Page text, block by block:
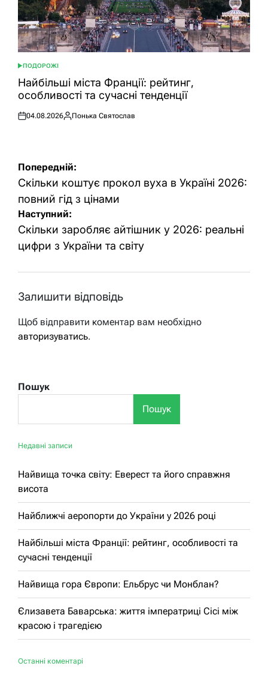
ОПУБЛІКУВАТИ
У
ПОДОРОЖІ
Найбільші міста Франції: рейтинг,
особливості та сучасні тенденції
Оприлюднено
04.08.2026
Опубліковано
Понька Святослав
Навігація
записів
Попередній:
Скільки коштує прокол вуха в Україні 2026:
повний гід з цінами
Наступний:
Скільки заробляє айтішник у 2026: реальні
цифри з України та світу
Залишити відповідь
Щоб відправити коментар вам необхідно
авторизуватись.
Пошук
Пошук
Недавні записи
Найвища точка світу: Еверест та його справжня
висота
Найближчі аеропорти до України у 2026 році
Найбільші міста Франції: рейтинг, особливості та
сучасні тенденції
Найвища гора Європи: Ельбрус чи Монблан?
Єлизавета Баварська: життя імператриці Сісі між
красою і трагедією
Останні коментарі